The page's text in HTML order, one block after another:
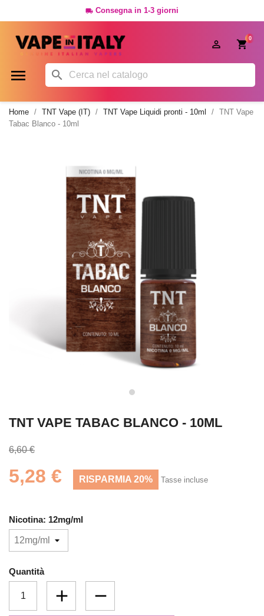
 Consegna in 1-3 giorni
0

 
Home TNT Vape (IT) TNT Vape Liquidi pronti - 10ml
TNT Vape
Tabac Blanco - 10ml
TNT VAPE TABAC BLANCO - 10ML
6,60 €
5,28 € RISPARMIA 20% Tasse incluse
Nicotina: 12mg/ml
Quantità